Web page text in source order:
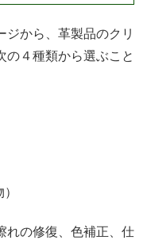
ジから、革製品のクリ
の４種類から選ぶこと
れの修復、色補正、仕